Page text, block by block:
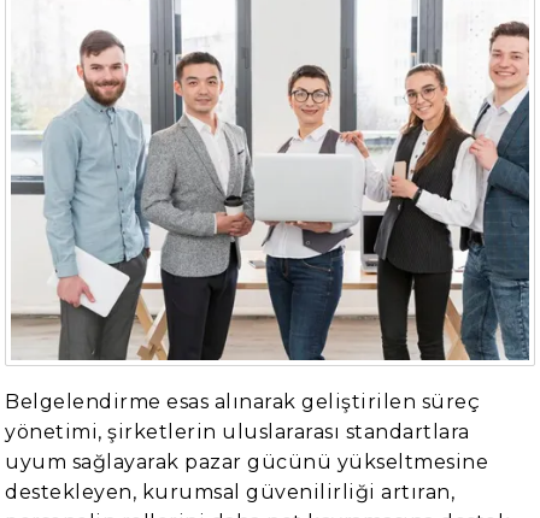
Belgelendirme esas alınarak geliştirilen süreç
yönetimi, şirketlerin uluslararası standartlara
uyum sağlayarak pazar gücünü yükseltmesine
destekleyen, kurumsal güvenilirliği artıran,